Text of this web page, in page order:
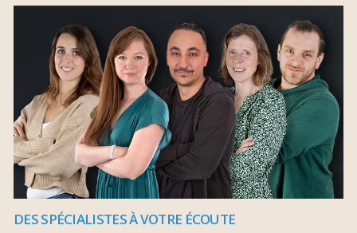
DES SPÉCIALISTES À VOTRE ÉCOUTE